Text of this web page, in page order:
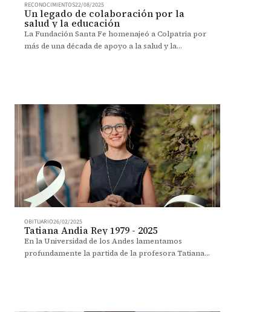
RECONOCIMIENTOS22/08/2025
Un legado de colaboración por la
salud y la educación
La Fundación Santa Fe homenajeó a Colpatria por
más de una década de apoyo a la salud y la
OBITUARIO26/02/2025
Tatiana Andia Rey 1979 - 2025
En la Universidad de los Andes lamentamos
profundamente la partida de la profesora Tatiana